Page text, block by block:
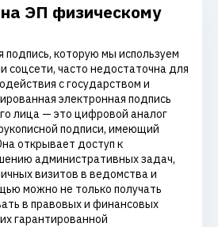
ЭП физическому
подпись, которую мы используем
соцсети, часто недостаточна для
с государством и
электронная подпись
лица — это цифровой аналог
подписи, имеющий
открывает доступ к
административных задач,
визитов в ведомства и
можно не только получать
в правовых и финансовых
гарантированной